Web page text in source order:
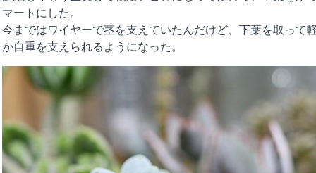
マートにした。
今まではワイヤーで茎を支えていたんだけど、下葉を取って
か自重を支えられるようになった。